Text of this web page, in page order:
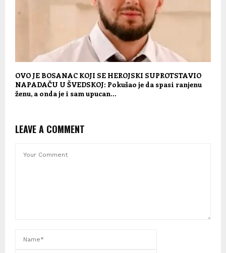
OVO JE BOSANAC KOJI SE HEROJSKI SUPROTSTAVIO
NAPADAČU U ŠVEDSKOJ: Pokušao je da spasi ranjenu
ženu, a onda je i sam upucan…
LEAVE A COMMENT